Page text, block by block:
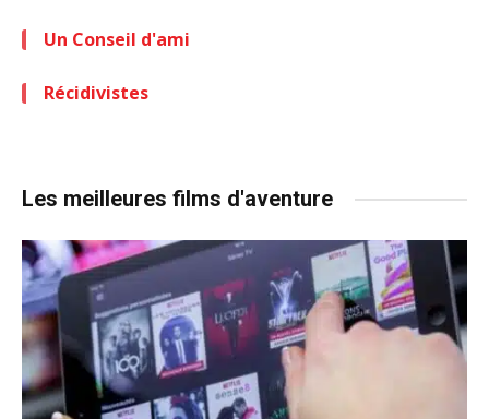
Un Conseil d'ami
Récidivistes
Les meilleures films d'aventure